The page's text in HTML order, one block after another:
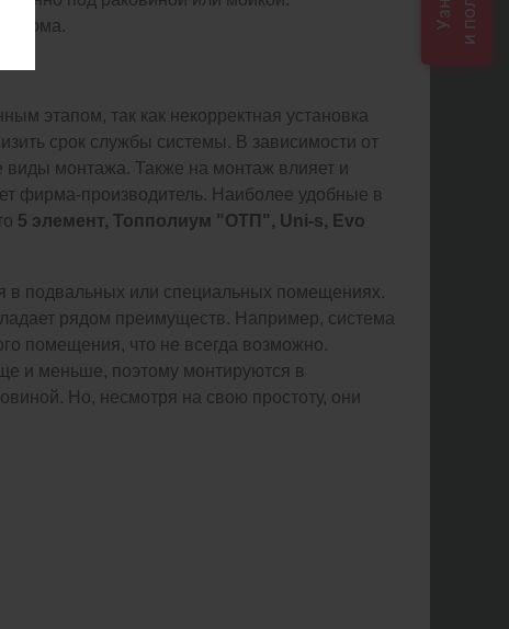
и дома.
этапом, так как некорректная установка
срок службы системы. В зависимости от
монтажа. Также на монтаж влияет и
фирма-производитель. Наиболее удобные в
5 элемент, Топполиум "ОТП", Uni-s, Evo
в подвальных или специальных помещениях.
рядом преимуществ. Например, система
помещения, что не всегда возможно.
и меньше, поэтому монтируются в
Но, несмотря на свою простоту, они